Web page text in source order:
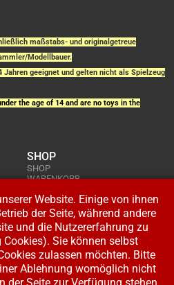
maßstabs- und originalgetreue
Modellbauer.
geeignet und gelten nicht als Spielzeug
the age of 14 and are no toys in the
SHOP
SHOP
WARENKORB
ADRESSE BEARBEITEN
Website. Einige von ihnen
der Seite, während andere
und die Nutzererfahrung zu
Cookies). Sie können selbst
zulassen möchten. Bitte
Ablehnung womöglich nicht